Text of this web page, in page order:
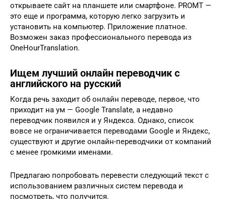
открываете сайт на планшете или смартфоне. PROMT —
это еще и программа, которую легко загрузить и
установить на компьютер. Приложение платное.
Возможен заказ профессионального перевода из
OneHourTranslation.
Ищем лучший онлайн переводчик с
английского на русский
Когда речь заходит об онлайн переводе, первое, что
приходит на ум — Google Translate, а недавно
переводчик появился и у Яндекса. Однако, список
вовсе не ограничивается переводами Google и Яндекс,
существуют и другие онлайн-переводчики от компаний
с менее громкими именами.
Предлагаю попробовать перевести следующий текст с
использованием различных систем перевода и
посмотреть, что получится.